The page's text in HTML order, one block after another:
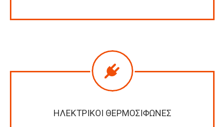
ΗΛΕΚΤΡΙΚΟΙ ΘΕΡΜΟΣΙΦΩΝΕΣ